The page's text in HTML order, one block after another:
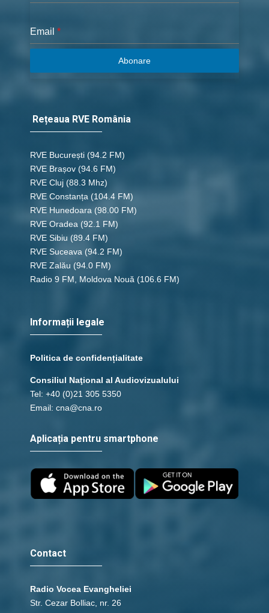
Email *
Abonare
Rețeaua RVE România
RVE București (94.2 FM)
RVE Brașov (94.6 FM)
RVE Cluj (88.3 Mhz)
RVE Constanța (104.4 FM)
RVE Hunedoara (98.00 FM)
RVE Oradea (92.1 FM)
RVE Sibiu (89.4 FM)
RVE Suceava (94.2 FM)
RVE Zalău (94.0 FM)
Radio 9 FM, Moldova Nouă (106.6 FM)
Informații legale
Politica de confidențialitate
Consiliul Naţional al Audiovizualului
Tel: +40 (0)21 305 5350
Email: cna@cna.ro
Aplicația pentru smartphone
Contact
Radio Vocea Evangheliei
Str. Cezar Bolliac, nr. 26